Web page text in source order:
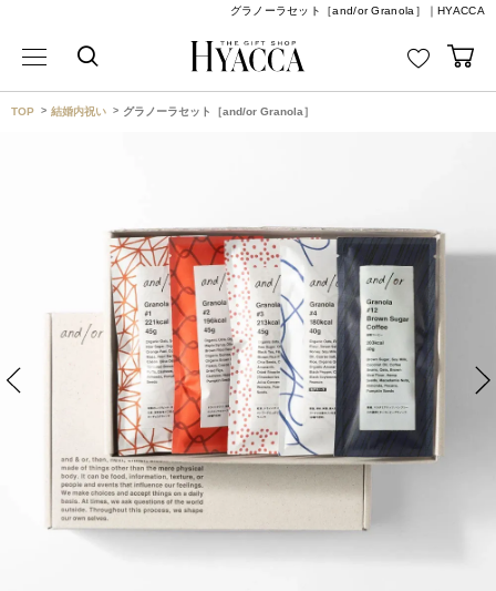
グラノーラセット［and/or Granola］｜HYACCA
TOP 結婚内祝い グラノーラセット［and/or Granola］